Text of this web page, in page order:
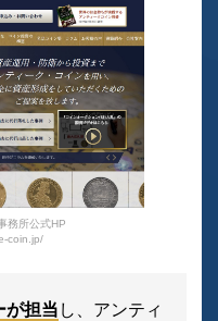
務所公式HP
coin.jp/
が担当 し、アンティ